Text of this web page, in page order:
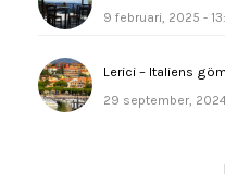
9 februari, 2025 -
Lerici – Italiens
29 september,